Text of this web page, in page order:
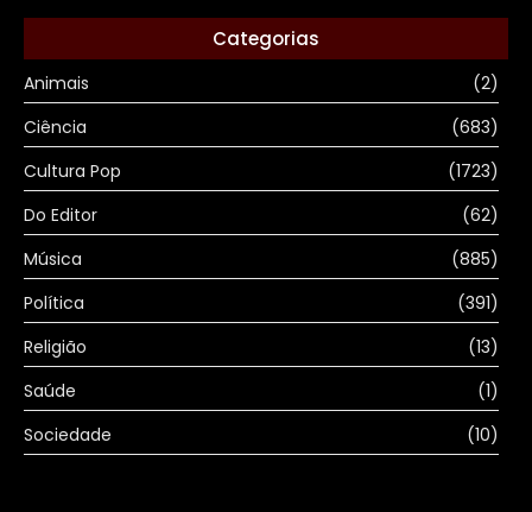
Categorias
Animais
(2)
Ciência
(683)
Cultura Pop
(1723)
Do Editor
(62)
Música
(885)
Política
(391)
Religião
(13)
Saúde
(1)
Sociedade
(10)